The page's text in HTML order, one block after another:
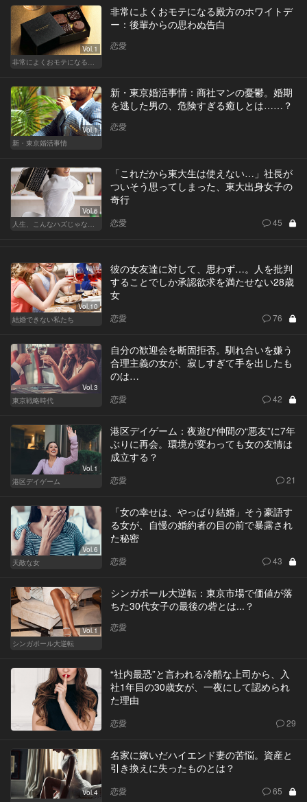
Vol.1
非常によくおモテになる殿方のホワイトデー
非常によくおモテになる殿方のホワイトデ
ー：後輩からの思わぬ告白
恋愛
Vol.1
新・東京婚活事情
新・東京婚活事情：商社マンの憂鬱。婚期
を逃した男の、危険すぎる癒しとは……？
恋愛
Vol.6
人生、こんなハズじゃなかった。～ハイスペの憂鬱～
「これだから東大生は使えない…」社長が
ついそう思ってしまった、東大出身女子の
奇行
恋愛 45
Vol.10
結婚できない私たち
彼の女友達に対して、思わず…。人を批判
することでしか承認欲求を満たせない28歳
女
恋愛 76
Vol.3
東京戦略時代
自分の歓迎会を断固拒否。馴れ合いを嫌う
合理主義の女が、寂しすぎて手を出したも
のは…
恋愛 42
Vol.1
港区デイゲーム
港区デイゲーム：夜遊び仲間の“悪友”に7年
ぶりに再会。環境が変わっても女の友情は
成立する？
恋愛 21
Vol.6
天敵な女
「女の幸せは、やっぱり結婚」そう豪語す
る女が、自慢の婚約者の目の前で暴露され
た秘密
恋愛 43
Vol.1
シンガポール大逆転
シンガポール大逆転：東京市場で価値が落
ちた30代女子の最後の砦とは...？
恋愛
“社内最恐”と言われる冷酷な上司から、入
社1年目の30歳女が、一夜にして認められ
た理由
恋愛 29
Vol.4
名家に嫁いだハイエンド妻の苦悩。資産と
引き換えに失ったものとは？
恋愛 65